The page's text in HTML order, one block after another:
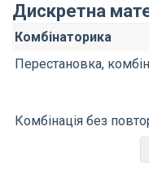
Дискретна
Комбінаторика
Перестановка,
Комбінація без